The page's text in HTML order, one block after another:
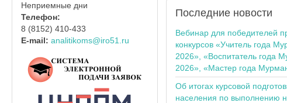
Последниеновости
Вебинар для победителей
конкурсов «Учитель года
2026», «Воспитатель года
2026», «Мастер года
Об итогах курсовой
населения по выполнению
Неприемные дни
Телефон:
8 (8152) 410-433
E-mail: analitikoms@iro51.ru